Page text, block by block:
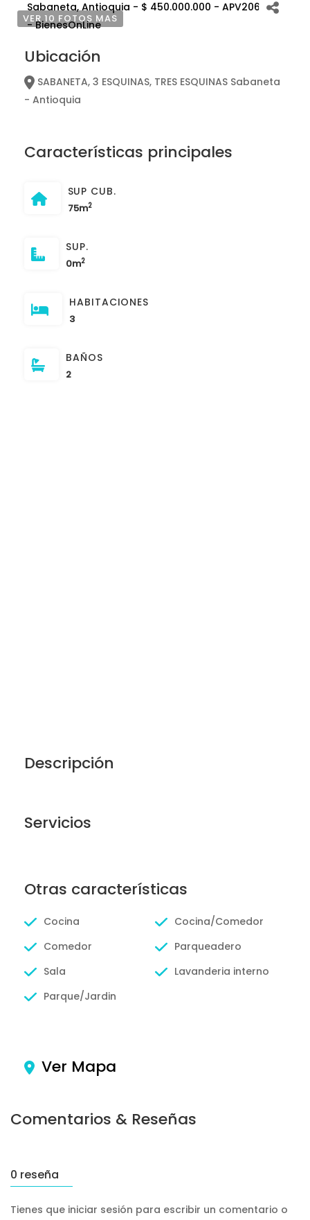
VER 10 FOTOS MAS
Ubicación
SABANETA, 3 ESQUINAS, TRES ESQUINAS Sabaneta
- Antioquia
Características principales
SUP CUB.
75m2
SUP.
0m2
HABITACIONES
3
BAÑOS
2
Descripción
Servicios
Otras características
Cocina
Cocina/Comedor
Comedor
Parqueadero
Sala
Lavanderia interno
Parque/Jardin
Ver Mapa
Comentarios & Reseñas
0 reseña
Tienes que iniciar sesión para escribir un comentario o